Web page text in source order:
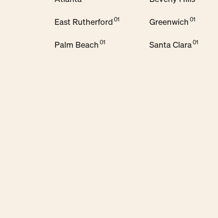
East Rutherford Greenwich
Palm Beach Santa Clara